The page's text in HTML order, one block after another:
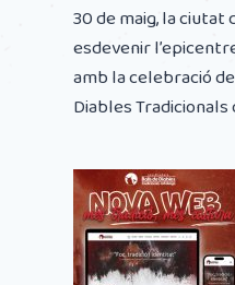
30 de maig, la ciutat
esdevenir
amb la celebració
Diables Tradicionals